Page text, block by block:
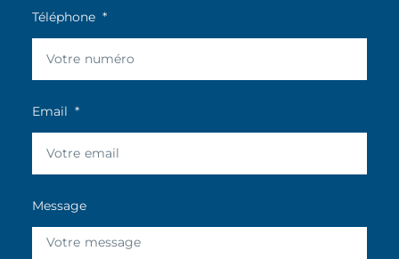
Téléphone
Email
Message